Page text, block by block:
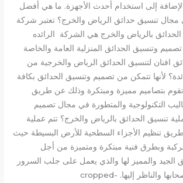
إلى استخدام أحدث الأجهزة. ما هي أفضل
مجال تنسيق حدائق الرياض والخرج؟ تعتبر شركة
بالرياض والخرج هي الشركة الرائده
وتنسيق الحدائق المنزلية العامة والخاصة
افنان لتنسيق الحدائق الرياض والخرجية من
لأنها تتمكن من تصميم وتنسيق الحدائق بكافة
بتصاميم مميزة ومبتكرة وذلك عن طريق
التكنولوجية والمتطورة في مجال تصميم
تنسيق الحدائق بالرياض والخرج؟ تتم عملية
تنظيم الأجزاء السطحية للأرض البسيطة حيث
وبطرق فنية مبتكرة ومتميزة من أجل
الجيد والمميز لها والذي يعمل على جلب السرور
والسعادة من قبل أصحابها والناظر إليها. cropped-